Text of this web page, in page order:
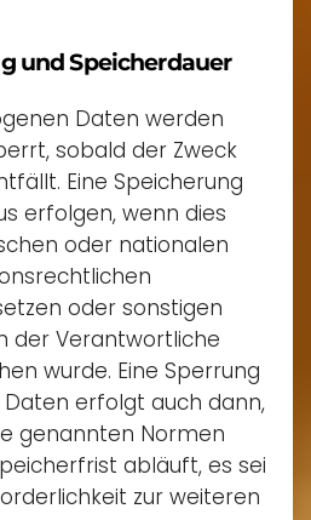
und Speicherdauer
Daten werden
sobald der Zweck
Eine Speicherung
erfolgen, wenn dies
oder nationalen
oder sonstigen
der Verantwortliche
wurde. Eine Sperrung
erfolgt auch dann,
genannten Normen
abläuft, es sei
zur weiteren